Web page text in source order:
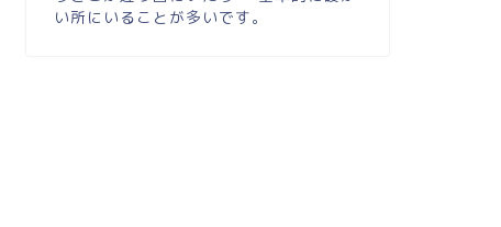
い所にいることが多いです。